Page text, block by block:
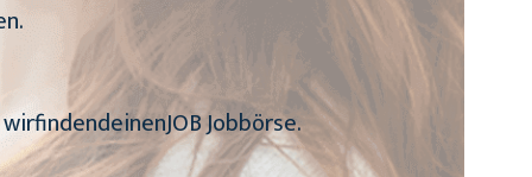
Jobbörse.